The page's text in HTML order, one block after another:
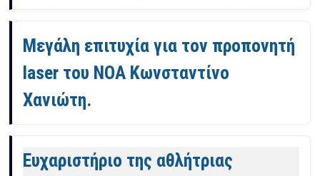
Μεγάλη επιτυχία για τον προπονητή
laser του ΝΟΑ Κωνσταντίνο
Χανιώτη.
Ευχαριστήριο της αθλήτριας